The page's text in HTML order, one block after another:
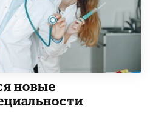
новые